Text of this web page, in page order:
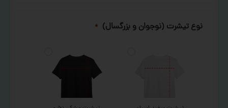
نوع تیشرت (نوجوان و بزرگسال) *